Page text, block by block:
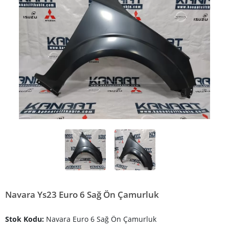
Navara Ys23 Euro 6 Sağ Ön Çamurluk
Stok Kodu: Navara Euro 6 Sağ Ön Çamurluk